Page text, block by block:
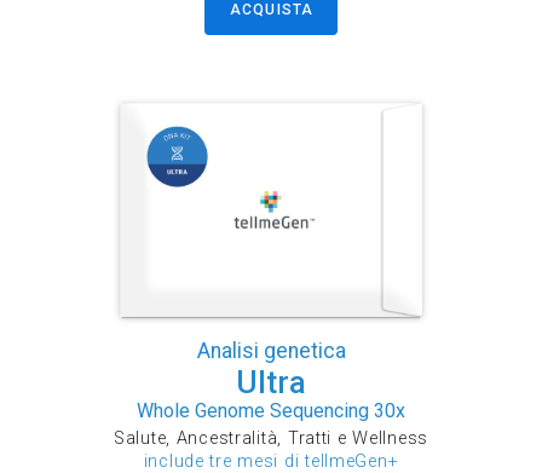
ACQUISTA
Analisi genetica
Ultra
Whole Genome Sequencing 30x
Salute, Ancestralità, Tratti e Wellness
include tre mesi di tellmeGen+